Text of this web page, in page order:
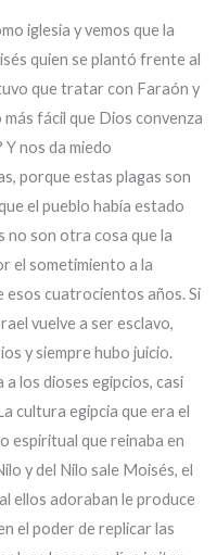
iglesia y vemos que la
quien se plantó frente al
que tratar con Faraón y
fácil que Dios convenza
Y nos da miedo
porque estas plagas son
el pueblo había estado
no son otra cosa que la
el sometimiento a la
esos cuatrocientos años. Si
vuelve a ser esclavo,
y siempre hubo juicio.
los dioses egipcios, casi
cultura egipcia que era el
espiritual que reinaba en
y del Nilo sale Moisés, el
ellos adoraban le produce
el poder de replicar las